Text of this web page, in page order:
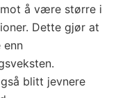
å være større i
Dette gjør at
enn
blitt jevnere